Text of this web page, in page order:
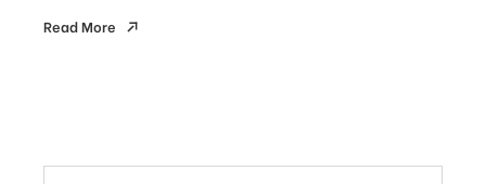
Read More
Search